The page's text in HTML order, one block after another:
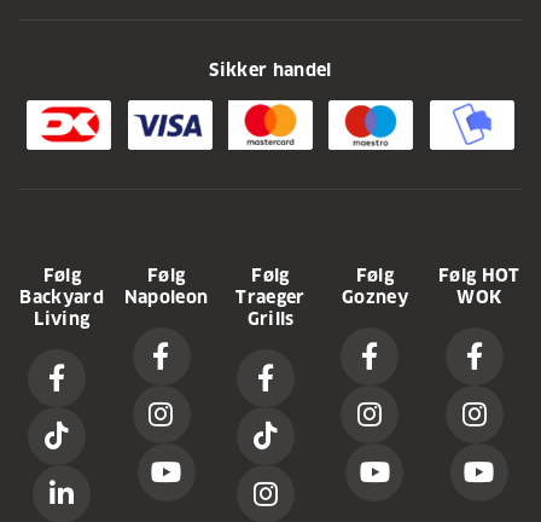
Sikker handel
Følg
Backyard
Living
Følg
Napoleon
Følg
Traeger
Grills
Følg
Gozney
Følg HOT
WOK